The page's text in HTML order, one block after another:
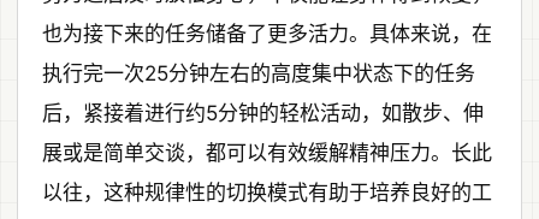
也为接下来的任务储备了更多活力。具体来说，在
执行完一次25分钟左右的高度集中状态下的任务
后，紧接着进行约5分钟的轻松活动，如散步、伸
展或是简单交谈，都可以有效缓解精神压力。长此
以往，这种规律性的切换模式有助于培养良好的工